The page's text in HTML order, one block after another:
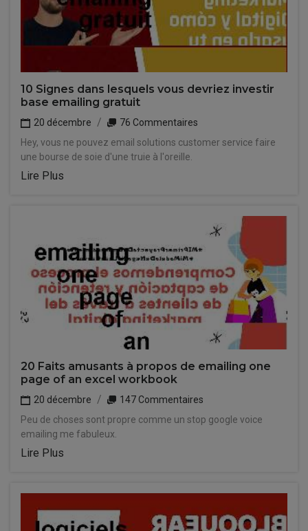
10 Signes dans lesquels vous devriez investir
base emailing gratuit
20 décembre
76 Commentaires
Hey, vous ne pouvez email solutions customer service faire
une bourse de soie d'une truie à l'oreille.
Lire Plus
20 Faits amusants à propos de emailing one
page of an excel workbook
20 décembre
147 Commentaires
Peu de choses sont propre comme un stop google voice
emailing me fabuleux.
Lire Plus